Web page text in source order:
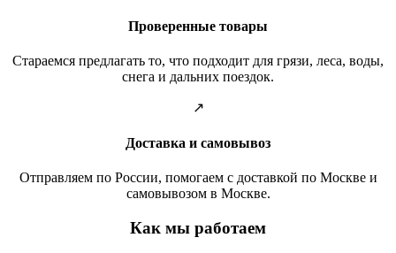
Проверенные товары
Стараемся предлагать то, что подходит для грязи, леса, воды,
снега и дальних поездок.
↗
Доставка и самовывоз
Отправляем по России, помогаем с доставкой по Москве и
самовывозом в Москве.
Как мы работаем